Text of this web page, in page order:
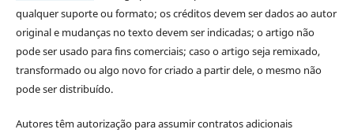
qualquer suporte ou formato; os créditos devem ser dados ao autor
original e mudanças no texto devem ser indicadas; o artigo não
pode ser usado para fins comerciais; caso o artigo seja remixado,
transformado ou algo novo for criado a partir dele, o mesmo não
pode ser distribuído.
Autores têm autorização para assumir contratos adicionais